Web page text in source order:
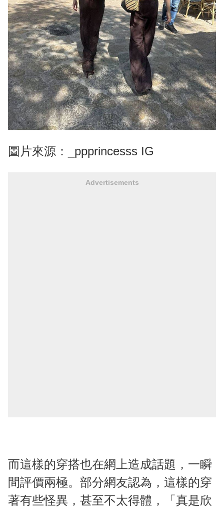
圖片來源：_ppprincesss IG
Advertisements
而這樣的穿搭也在網上造成話題，一瞬
間評價兩極。部分網友認為，這樣的穿
著有些怪異，甚至不太得體，「真是欣